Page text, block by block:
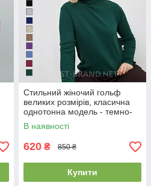
Стильний жіночий гольф
великих розмірів, класична
однотонна модель - темно-
зелений
В наявності
620 ₴ 850 ₴
Купити